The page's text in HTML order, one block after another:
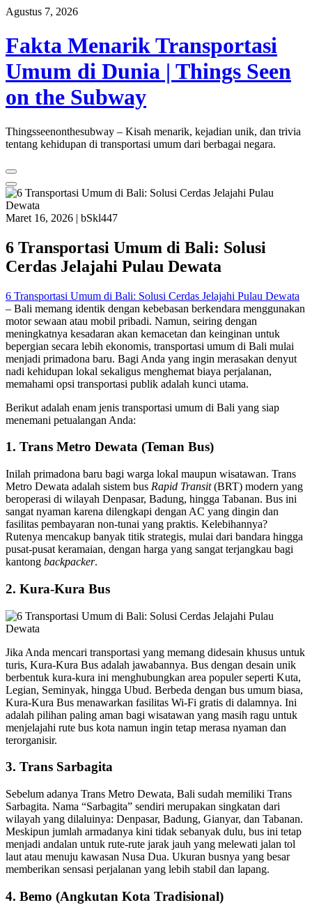
Skip
content
Agustus 7, 2026
Fakta Menarik Transportasi
Umum di Dunia | Things Seen
on the Subway
Thingsseenonthesubway – Kisah menarik, kejadian unik, dan trivia
tentang kehidupan di transportasi umum dari berbagai negara.
Maret 16, 2026 | bSkl447
6 Transportasi Umum di Bali: Solusi
Cerdas Jelajahi Pulau Dewata
6 Transportasi Umum di Bali: Solusi Cerdas Jelajahi Pulau Dewata
– Bali memang identik dengan kebebasan berkendara menggunakan
motor sewaan atau mobil pribadi. Namun, seiring dengan
meningkatnya kesadaran akan kemacetan dan keinginan untuk
bepergian secara lebih ekonomis, transportasi umum di Bali mulai
menjadi primadona baru. Bagi Anda yang ingin merasakan denyut
nadi kehidupan lokal sekaligus menghemat biaya perjalanan,
memahami opsi transportasi publik adalah kunci utama.
Berikut adalah enam jenis transportasi umum di Bali yang siap
menemani petualangan Anda:
1. Trans Metro Dewata (Teman Bus)
Inilah primadona baru bagi warga lokal maupun wisatawan. Trans
Metro Dewata adalah sistem bus Rapid Transit(BRT) modern yang
beroperasi di wilayah Denpasar, Badung, hingga Tabanan. Bus ini
sangat nyaman karena dilengkapi dengan AC yang dingin dan
fasilitas pembayaran non-tunai yang praktis. Kelebihannya?
Rutenya mencakup banyak titik strategis, mulai dari bandara hingga
pusat-pusat keramaian, dengan harga yang sangat terjangkau bagi
kantong backpacker.
2. Kura-Kura Bus
Jika Anda mencari transportasi yang memang didesain khusus untuk
turis, Kura-Kura Bus adalah jawabannya. Bus dengan desain unik
berbentuk kura-kura ini menghubungkan area populer seperti Kuta,
Legian, Seminyak, hingga Ubud. Berbeda dengan bus umum biasa,
Kura-Kura Bus menawarkan fasilitas Wi-Fi gratis di dalamnya. Ini
adalah pilihan paling aman bagi wisatawan yang masih ragu untuk
menjelajahi rute bus kota namun ingin tetap merasa nyaman dan
terorganisir.
3. Trans Sarbagita
Sebelum adanya Trans Metro Dewata, Bali sudah memiliki Trans
Sarbagita. Nama “Sarbagita” sendiri merupakan singkatan dari
wilayah yang dilaluinya: Denpasar, Badung, Gianyar, dan Tabanan.
Meskipun jumlah armadanya kini tidak sebanyak dulu, bus ini tetap
menjadi andalan untuk rute-rute jarak jauh yang melewati jalan tol
laut atau menuju kawasan Nusa Dua. Ukuran busnya yang besar
memberikan sensasi perjalanan yang lebih stabil dan lapang.
4. Bemo (Angkutan Kota Tradisional)